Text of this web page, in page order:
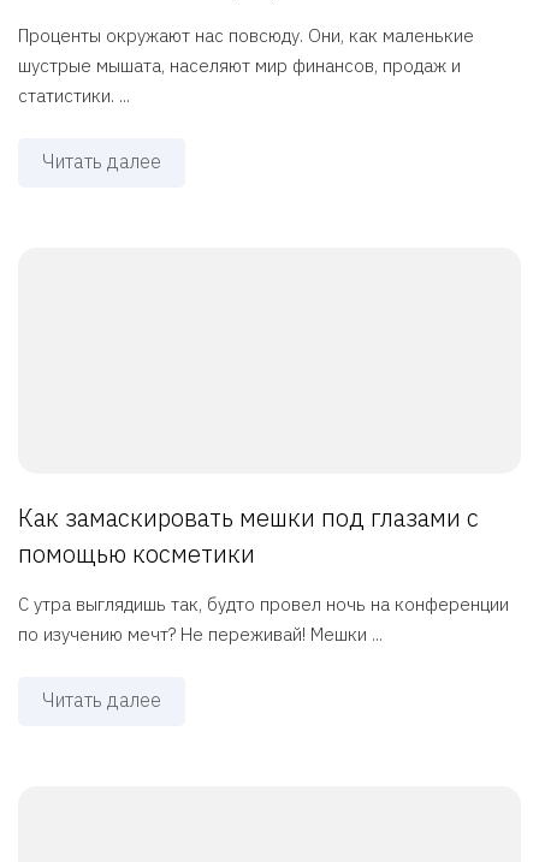
Проценты окружают нас повсюду. Они, как маленькие
шустрые мышата, населяют мир финансов, продаж и
статистики. ...
Читать далее
Как замаскировать мешки под глазами с
помощью косметики
С утра выглядишь так, будто провел ночь на конференции
по изучению мечт? Не переживай! Мешки ...
Читать далее